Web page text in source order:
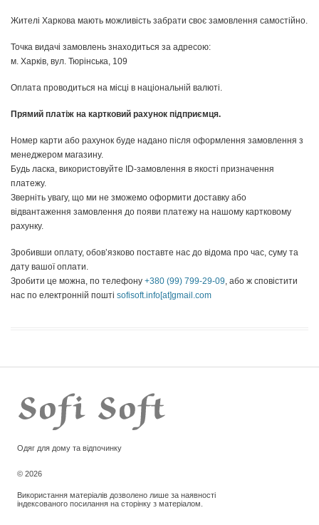
Жителі Харкова мають можливість забрати своє замовлення самостійно.
Точка видачі замовлень знаходиться за адресою:
м. Харків, вул. Тюрінська, 109
Оплата проводиться на місці в національній валюті.
Прямий платіж на картковий рахунок підприємця.
Номер карти або рахунок буде надано після оформлення замовлення з
менеджером магазину.
Будь ласка, використовуйте ID-замовлення в якості призначення
платежу.
Зверніть увагу, що ми не зможемо оформити доставку або
відвантаження замовлення до появи платежу на нашому картковому
рахунку.
Зробивши оплату, обов’язково поставте нас до відома про час, суму та
дату вашої оплати.
Зробити це можна, по телефону +380 (99) 799-29-09, або ж сповістити
нас по електронній пошті sofisoft.info[at]gmail.com
Одяг для дому та відпочинку
© 2026
Використання матеріалів дозволено лише за наявності
індексованого посилання на сторінку з матеріалом.